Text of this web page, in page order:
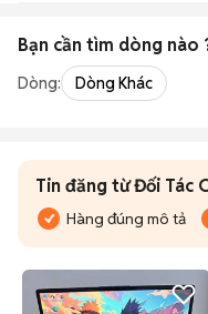
Bạn cần tìm dòng nào
Dòng: Dòng Khác
Tin đăng từ Đối Tác
Hàng đúng mô tả